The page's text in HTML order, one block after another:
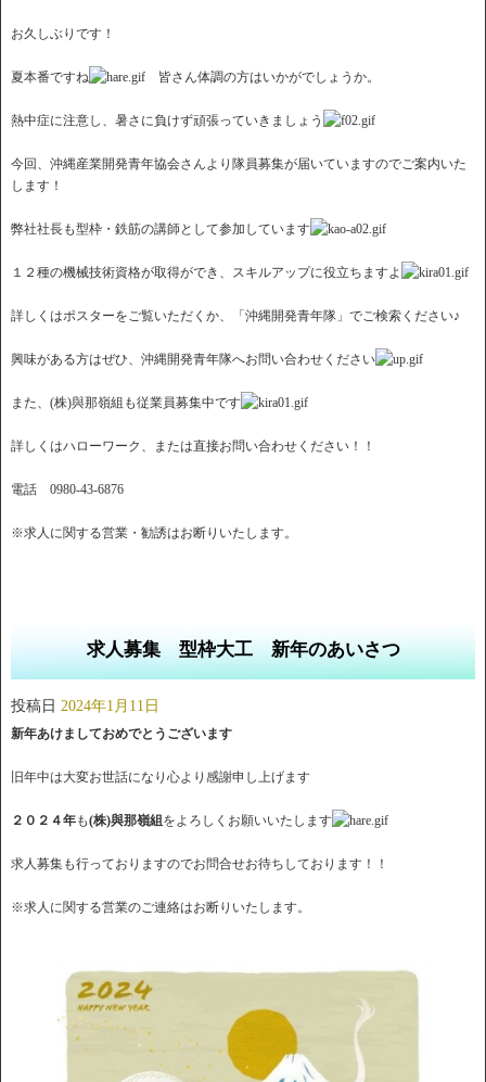
お久しぶりです！
夏本番ですね 皆さん体調の方はいかがでしょうか。
熱中症に注意し、暑さに負けず頑張っていきましょう
今回、沖縄産業開発青年協会さんより隊員募集が届いていますのでご案内いた
します！
弊社社長も型枠・鉄筋の講師として参加しています
１２種の機械技術資格が取得ができ、スキルアップに役立ちますよ
詳しくはポスターをご覧いただくか、「沖縄開発青年隊」でご検索ください♪
興味がある方はぜひ、沖縄開発青年隊へお問い合わせください
また、(株)與那嶺組も従業員募集中です
詳しくはハローワーク、または直接お問い合わせください！！
電話 0980-43-6876
※求人に関する営業・勧誘はお断りいたします。
求人募集 型枠大工 新年のあいさつ
投稿日 2024年1月11日
新年あけましておめでとうございます
旧年中は大変お世話になり心より感謝申し上げます
２０２４年も(株)與那嶺組 をよろしくお願いいたします
求人募集も行っておりますのでお問合せお待ちしております！！
※求人に関する営業のご連絡はお断りいたします。